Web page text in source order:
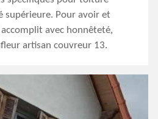
supérieure. Pour avoir et
avec honnêteté,
artisan couvreur 13.